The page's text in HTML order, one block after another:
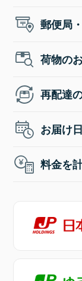
郵便局
荷物の
再配達
お届け
料金を